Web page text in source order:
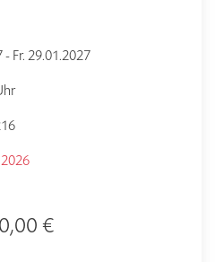
- Fr. 29.01.2027
€